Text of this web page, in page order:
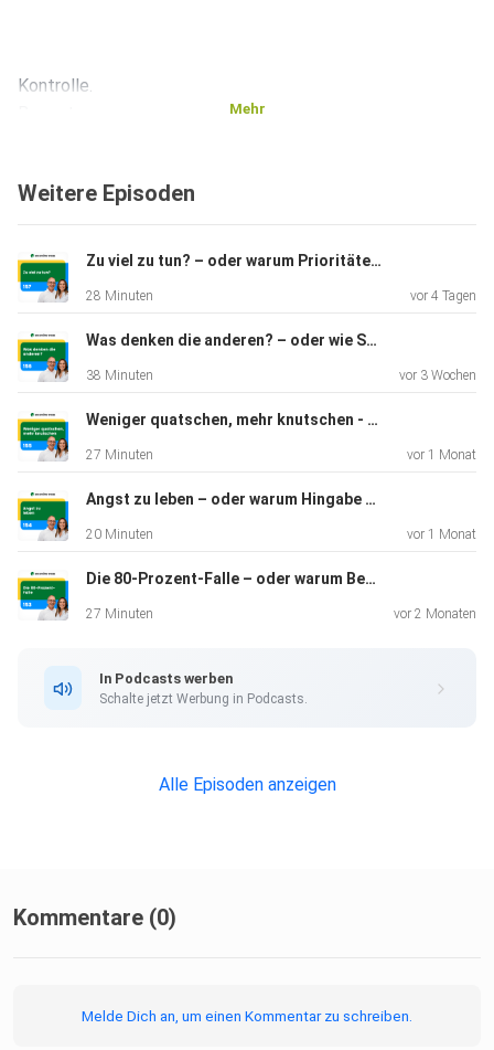
Kontrolle.
Und gleichzeitig die Frage:
Warum entsteht kein wirkliches Miteinander?
In dieser Folge sitzen Patrizia Voigtländer, Stefan Grosalski
und
Menschenliebe bedeutet nicht, alles gut zu finden.
Mehr
Weitere Episoden
Zu viel zu tun? – oder warum Prioritäten setzen ohne Absicht nicht funktioniert I 157
28 Minuten vor 4 Tagen
Was denken die anderen? – oder wie Scham dein Leben bestimmt I 156
38 Minuten vor 3 Wochen
Weniger quatschen, mehr knutschen - oder warum bewusste Kommunikation dir mehr Zeit bringt I 155
27 Minuten vor 1 Monat
Angst zu leben – oder warum Hingabe der Weg ins Glück ist I 154
20 Minuten vor 1 Monat
Die 80-Prozent-Falle – oder warum Beziehung erst mit deinem ganzen Ja beginnt I 153
27 Minuten vor 2 Monaten
In Podcasts werben
Schalte jetzt Werbung in Podcasts.
Alle Episoden anzeigen
Kommentare (0)
Melde Dich an, um einen Kommentar zu schreiben.